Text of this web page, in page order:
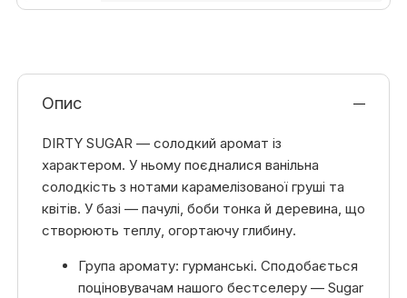
Опис
DIRTY SUGAR — солодкий аромат із
характером. У ньому поєдналися ванільна
солодкість з нотами карамелізованої груші та
квітів. У базі — пачулі, боби тонка й деревина, що
створюють теплу, огортаючу глибину.
Група аромату: гурманські. Сподобається
поціновувачам нашого бестселеру — Sugar